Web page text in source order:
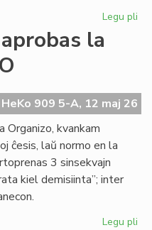
Legu pli
la
HeKo 909 5-A, 12 maj 26
Organizo, kvankam
ĉesis, laŭ normo en la
3 sinsekvajn
kiel demisiinta”; inter
Legu pli